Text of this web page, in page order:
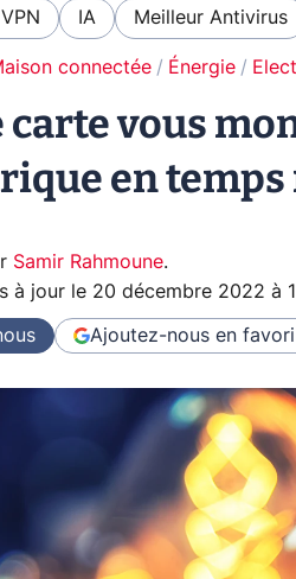
IA Meilleur Antivirus
connectée Énergie
carte vous
en temps
Samir Rahmoune.
à jour le 20 décembre 2022 à
Ajoutez-nous en favori